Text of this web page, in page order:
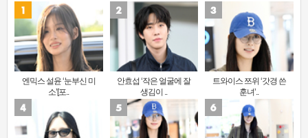
엔믹스 설윤 ‘눈부신 미
소’[포..
안효섭 ‘작은 얼굴에 잘
생김이 ..
트와이스 쯔위 ‘갓경 쓴
훈녀’..